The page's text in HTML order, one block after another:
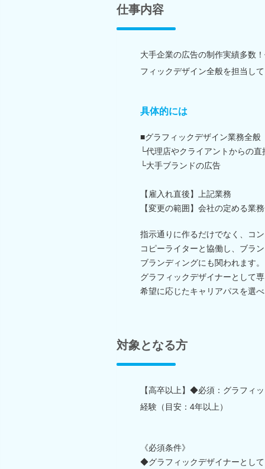
仕事内容
大手企業の広告の制作実績多数
フィックデザイン全般を担当し
具体的には
■グラフィックデザイン業務全般
└代理店やクライアントからの直
└大手ブランドの広告
【雇入れ直後】上記業務
【変更の範囲】会社の定める業
指示通りに作るだけでなく、コ
コピーライターと協働し、ブラ
ブランディングにも関われます。
グラフィックデザイナーとして
希望に応じたキャリアパスを選
対象となる方
【高卒以上】◆必須：グラフィ
経験（目安：4年以上）
《必須条件》
◆グラフィックデザイナーとし